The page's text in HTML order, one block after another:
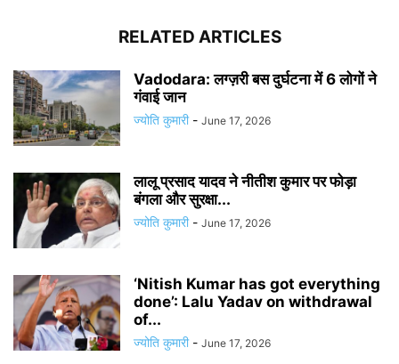
RELATED ARTICLES
Vadodara: लग्ज़री बस दुर्घटना में 6 लोगों ने
गंवाई जान
ज्योति कुमारी - June 17, 2026
लालू प्रसाद यादव ने नीतीश कुमार पर फोड़ा
बंगला और सुरक्षा...
ज्योति कुमारी - June 17, 2026
‘Nitish Kumar has got everything
done’: Lalu Yadav on withdrawal
of...
ज्योति कुमारी - June 17, 2026